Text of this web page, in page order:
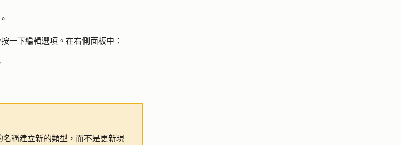
一下編輯選項 。在右側面板中：
稱建立新的類型，而不是更新現